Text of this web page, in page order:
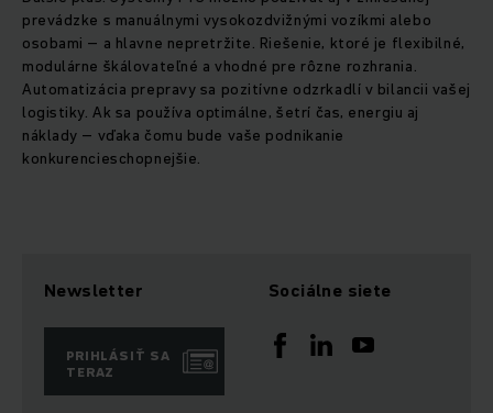
prevádzke s manuálnymi vysokozdvižnými vozíkmi alebo
osobami – a hlavne nepretržite. Riešenie, ktoré je flexibilné,
modulárne škálovateľné a vhodné pre rôzne rozhrania.
Automatizácia prepravy sa pozitívne odzrkadlí v bilancii vašej
logistiky. Ak sa používa optimálne, šetrí čas, energiu aj
náklady – vďaka čomu bude vaše podnikanie
konkurencieschopnejšie.
Newsletter
PRIHLÁSIŤ SA
TERAZ
Sociálne siete